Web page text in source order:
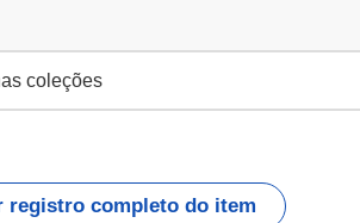
coleções
registro completo do item